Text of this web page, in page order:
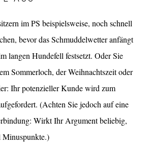
im PS beispielsweise, noch schnell
bevor das Schmuddelwetter anfängt
langen Hundefell festsetzt. Oder Sie
Sommerloch, der Weihnachtszeit oder
Ihr potenzieller Kunde wird zum
(Achten Sie jedoch auf eine
Wirkt Ihr Argument beliebig,
Minuspunkte.)